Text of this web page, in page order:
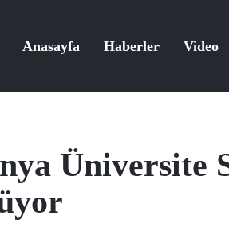
Anasayfa Haberler Video
Üniversite